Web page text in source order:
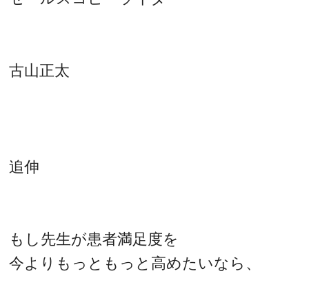
古山正太
追伸
もし先生が患者満足度を
今よりもっともっと高めたいなら、